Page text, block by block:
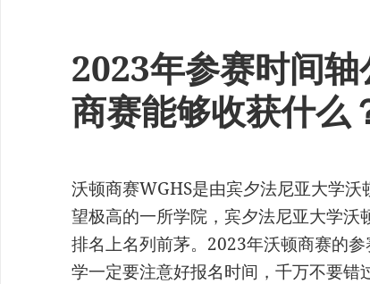
2023年参赛时间
商赛能够收获什么
沃顿商赛WGHS是由宾夕法尼亚大学
望极高的一所学院，宾夕法尼亚大学
排名上名列前茅。2023年沃顿商赛的
学一定要注意好报名时间，千万不要错